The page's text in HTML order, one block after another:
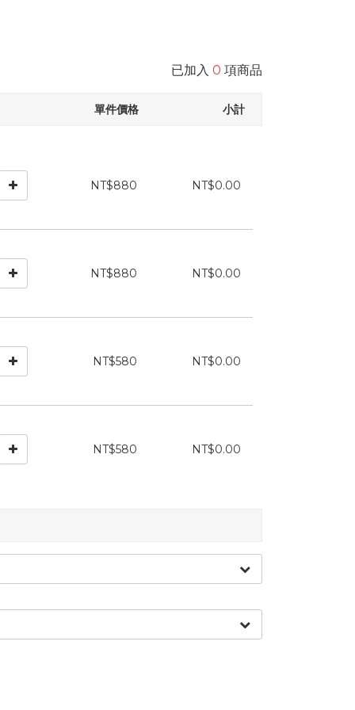
已加入 0 項商品
單件價格 小計
NT$880 NT$0.00
NT$880 NT$0.00
NT$580 NT$0.00
NT$580 NT$0.00